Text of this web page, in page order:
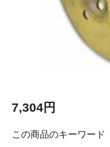
7,304円
この商品のキーワード